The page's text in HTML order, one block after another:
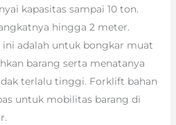
kapasitas sampai 10 ton.
hingga 2 meter.
adalah untuk bongkar muat
barang serta menatanya
terlalu tinggi. Forklift bahan
untuk mobilitas barang di